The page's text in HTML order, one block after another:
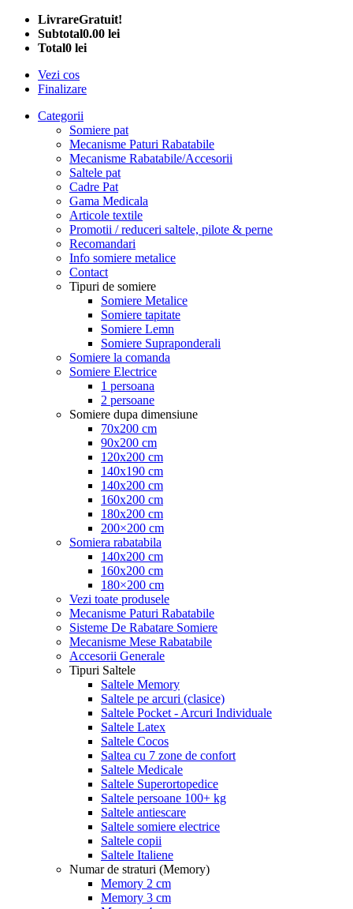
LivrareGratuit!
Subtotal0.00 lei
Total0 lei
Vezi cos
Finalizare
Categorii
Somiere pat
Mecanisme Paturi Rabatabile
Mecanisme Rabatabile/Accesorii
Saltele pat
Cadre Pat
Gama Medicala
Articole textile
Promotii / reduceri saltele, pilote & perne
Recomandari
Info somiere metalice
Contact
Tipuri de somiere
Somiere Metalice
Somiere tapitate
Somiere Lemn
Somiere Supraponderali
Somiere la comanda
Somiere Electrice
1 persoana
2 persoane
Somiere dupa dimensiune
70x200 cm
90x200 cm
120x200 cm
140x190 cm
140x200 cm
160x200 cm
180x200 cm
200×200 cm
Somiera rabatabila
140x200 cm
160x200 cm
180×200 cm
Vezi toate produsele
Mecanisme Paturi Rabatabile
Sisteme De Rabatare Somiere
Mecanisme Mese Rabatabile
Accesorii Generale
Tipuri Saltele
Saltele Memory
Saltele pe arcuri (clasice)
Saltele Pocket - Arcuri Individuale
Saltele Latex
Saltele Cocos
Saltea cu 7 zone de confort
Saltele Medicale
Saltele Superortopedice
Saltele persoane 100+ kg
Saltele antiescare
Saltele somiere electrice
Saltele copii
Saltele Italiene
Numar de straturi (Memory)
Memory 2 cm
Memory 3 cm